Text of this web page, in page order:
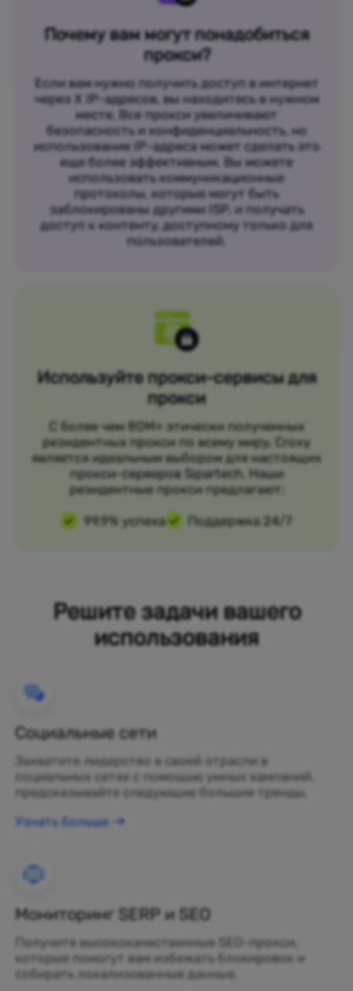
Почему вам могут понадобиться
прокси?
Если вам нужно получить доступ в интернет
через X IP-адресов, вы находитесь в нужном
месте. Все прокси увеличивают
безопасность и конфиденциальность, но
использование IP-адреса может сделать это
еще более эффективным. Вы можете
использовать коммуникационные
протоколы, которые могут быть
заблокированы другими ISP, и получать
доступ к контенту, доступному только для
пользователей.
Используйте прокси-сервисы для
прокси
С более чем 80M+ этически полученных
резидентных прокси по всему миру, Croxy
является идеальным выбором для настоящих
прокси-серверов Sipartech. Наши
резидентные прокси предлагают:
99,9% успеха
Поддержка 24/7
Решите задачи вашего
использования
Социальные сети
Захватите лидерство в своей отрасли в
социальных сетях с помощью умных кампаний,
предсказывайте следующие большие тренды.
Узнать больше
Мониторинг SERP и SEO
Получите высококачественные SEO-прокси,
которые помогут вам избежать блокировок и
собирать локализованные данные.